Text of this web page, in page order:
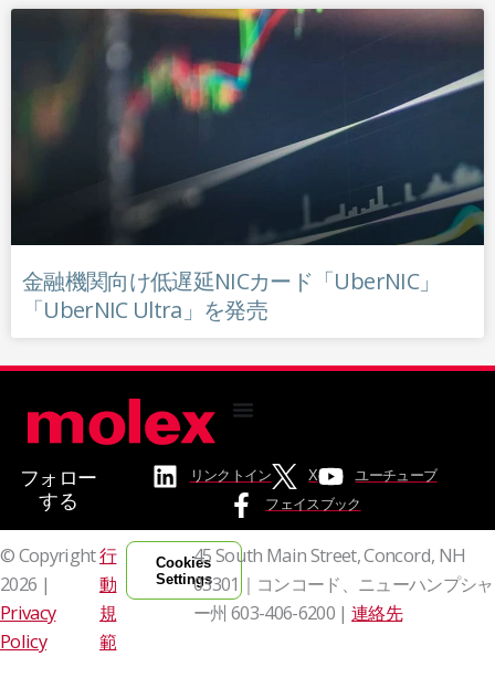
金融機関向け低遅延NICカード「UberNIC」
「UberNIC Ultra」を発売
リンクトイン X
ユーチューブ
フェイスブック
フォロー
する
© Copyright
2026 |
Privacy
Policy
行
動
規
範
Cookies
Settings
45 South Main Street, Concord, NH
03301｜コンコード、ニューハンプシャ
ー州 603-406-6200 | 連絡先